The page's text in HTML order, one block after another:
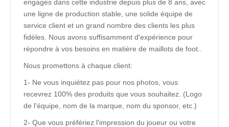
engagés dans cette industrie depuis plus de 8 ans, avec
une ligne de production stable, une solide équipe de
service client et un grand nombre des clients les plus
fidèles. Nous avons suffisamment d'expérience pour
répondre à vos besoins en matière de maillots de foot..
Nous promettons à chaque client:
1- Ne vous inquiétez pas pour nos photos, vous
recevrez 100% des produits que vous souhaitez. (Logo
de l'équipe, nom de la marque, nom du sponsor, etc.)
2- Que vous préfériez l'impression du joueur ou votre